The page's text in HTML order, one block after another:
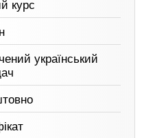
курс
український